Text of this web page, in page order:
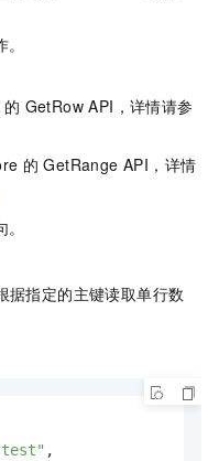
的 GetRowAPI，详情请参
的 GetRange API，详情
据指定的主键读取单行数
,